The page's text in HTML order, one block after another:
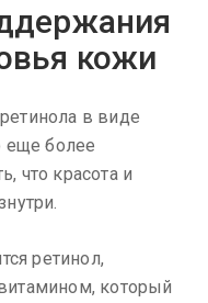
кожи
в виде
еще более
что красота и
ретинол,
который